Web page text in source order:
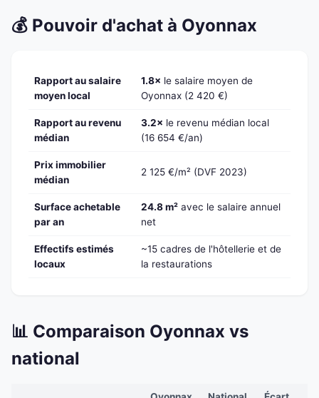
💰 Pouvoir d'achat à Oyonnax
Rapport au salaire
moyen local
1.8× le salaire moyen de
Oyonnax (2 420 €)
Rapport au revenu
médian
3.2× le revenu médian local
(16 654 €/an)
Prix immobilier
médian
2 125 €/m² (DVF 2023)
Surface achetable
par an
24.8 m² avec le salaire annuel
net
Effectifs estimés
locaux
~15 cadres de l'hôtellerie et de
la restaurations
📊 Comparaison Oyonnax vs
national